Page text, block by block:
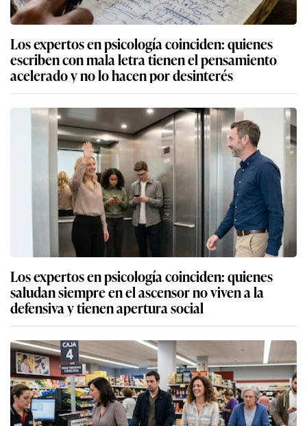
Los expertos en psicología coinciden: quienes
escriben con mala letra tienen el pensamiento
acelerado y no lo hacen por desinterés
Los expertos en psicología coinciden: quienes
saludan siempre en el ascensor no viven a la
defensiva y tienen apertura social